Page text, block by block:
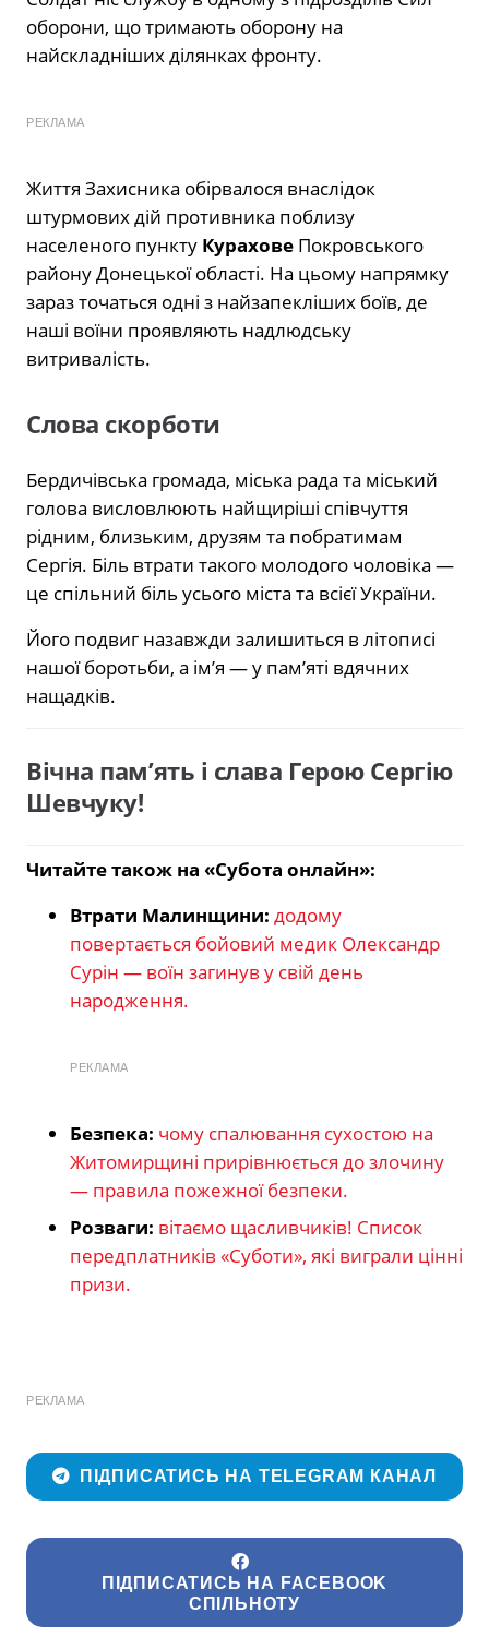
оборони, що тримають оборону на
найскладніших ділянках фронту.
РЕКЛАМА
Життя Захисника обірвалося внаслідок
штурмових дій противника поблизу
населеного пункту Курахове Покровського
району Донецької області. На цьому напрямку
зараз точаться одні з найзапекліших боїв, де
наші воїни проявляють надлюдську
витривалість.
Слова скорботи
Бердичівська громада, міська рада та міський
голова висловлюють найщиріші співчуття
рідним, близьким, друзям та побратимам
Сергія. Біль втрати такого молодого чоловіка —
це спільний біль усього міста та всієї України.
Його подвиг назавжди залишиться в літописі
нашої боротьби, а ім’я — у пам’яті вдячних
нащадків.
Вічна пам’ять і слава Герою Сергію
Шевчуку!
Читайте також на «Субота онлайн»:
Втрати Малинщини: додому
повертається бойовий медик Олександр
Сурін — воїн загинув у свій день
народження.
РЕКЛАМА
Безпека: чому спалювання сухостою на
Житомирщині прирівнюється до злочину
— правила пожежної безпеки.
Розваги: вітаємо щасливчиків! Список
передплатників «Суботи», які виграли цінні
призи.
РЕКЛАМА
ПІДПИСАТИСЬ НА TELEGRAM КАНАЛ
ПІДПИСАТИСЬ НА FACEBOOK
СПІЛЬНОТУ